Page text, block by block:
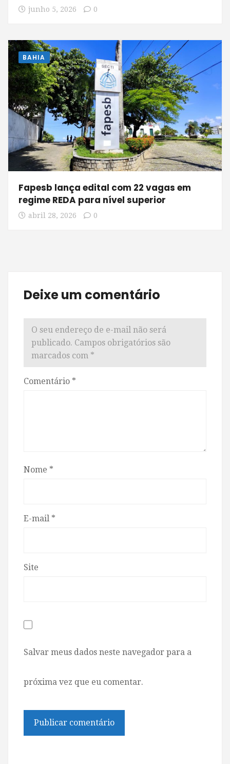
junho 5, 2026 0
BAHIA
Fapesb lança edital com 22 vagas em
regime REDA para nível superior
abril 28, 2026 0
Deixe um comentário
O seu endereço de e-mail não será
publicado. Campos obrigatórios são
marcados com *
Comentário *
Nome *
E-mail *
Site
Salvar meus dados neste navegador para a
próxima vez que eu comentar.